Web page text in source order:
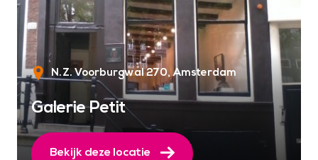
N.Z. Voorburgwal 270 Amsterdam
Galerie Petit
Bekijk deze locatie